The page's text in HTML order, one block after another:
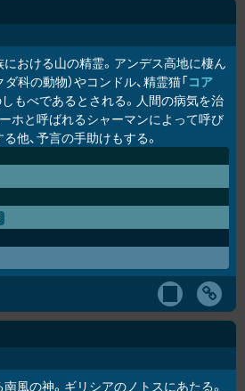
おける山の精霊。アンデス高地に棲ん
ダ科の動物）やコンドル、精霊猫「コア
しもべであるとされる。人間の病気を治
ホと呼ばれるシャーマンによって呼び
他、予言の手助けもする。
風の神。ギリシアのノトスにあたる。